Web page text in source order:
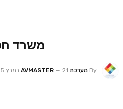
משרד
By מערכת AVMASTER 21 במרץ 2015